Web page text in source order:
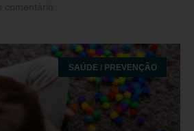
SAÚDE / PREVENÇÃO